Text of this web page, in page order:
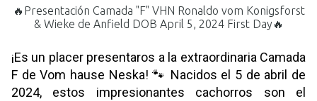
🔥Presentación Camada "F" VHN Ronaldo vom Konigsforst
& Wieke de Anfield DOB April 5, 2024 First Day🔥
¡Es un placer presentaros a la extraordinaria Camada
F de Vom hause Neska! 🐾 Nacidos el 5 de abril de
2024, estos impresionantes cachorros son el